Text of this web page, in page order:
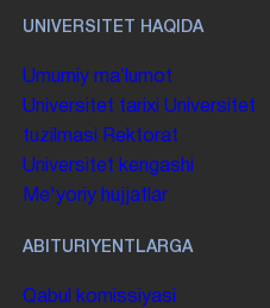
UNIVERSITET HAQIDA
Umumiy maʼlumot
Universitet tarixi Universitet
tuzilmasi
Rektorat
Universitet kengashi
Me'yoriy hujjatlar
ABITURIYENTLARGA
Qabul komissiyasi